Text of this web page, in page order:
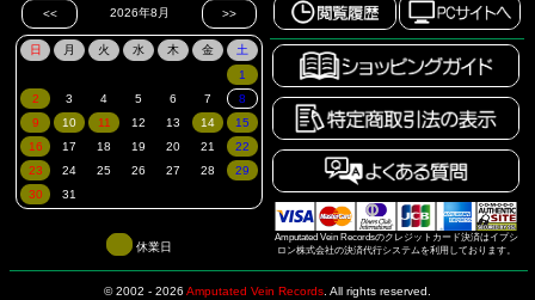
Amputated Vein Recordsのクレジットカード決済はイプシ
ロン株式会社の決済代行システムを利用しております。
休業日
© 2002 - 2026 Amputated Vein Records All rights reserved.